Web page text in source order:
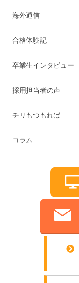
海外通信
合格体験記
卒業生インタビュー
採用担当者の声
チリもつもれば
コラム